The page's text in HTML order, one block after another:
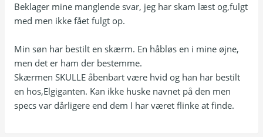
Beklager mine manglende svar, jeg har skam læst og,fulgt
med men ikke fået fulgt op.
Min søn har bestilt en skærm. En håbløs en i mine øjne,
men det er ham der bestemme.
Skærmen SKULLE åbenbart være hvid og han har bestilt
en hos,Elgiganten. Kan ikke huske navnet på den men
specs var dårligere end dem I har været flinke at finde.